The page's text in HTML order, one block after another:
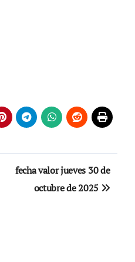
fecha valor jueves 30 de
octubre de 2025